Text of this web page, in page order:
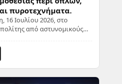
πυροτεχνήματα.
16 Ιουλίου 2026, στο
από αστυνομικούς